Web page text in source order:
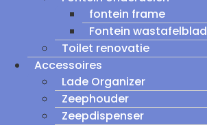
fontein frame
Fontein wastafelblad
Toilet renovatie
Accessoires
Lade Organizer
Zeephouder
Zeepdispenser